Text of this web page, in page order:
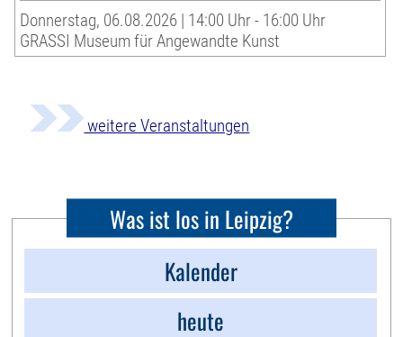
Donnerstag, 06.08.2026 | 14:00 Uhr - 16:00 Uhr
GRASSI Museum für Angewandte Kunst
weitere Veranstaltungen
Was ist los in Leipzig?
Kalender
heute